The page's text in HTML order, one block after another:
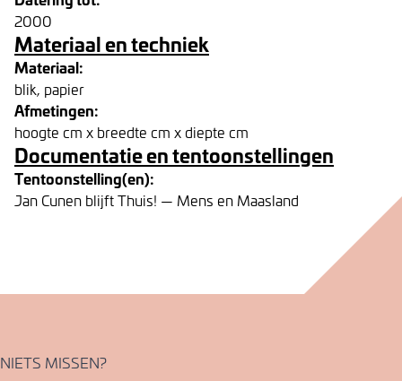
2000
Materiaal en techniek
Materiaal:
blik, papier
Afmetingen:
hoogte cm x breedte cm x diepte cm
Documentatie en tentoonstellingen
Tentoonstelling(en):
Jan Cunen blijft Thuis! — Mens en Maasland
NIETS MISSEN?